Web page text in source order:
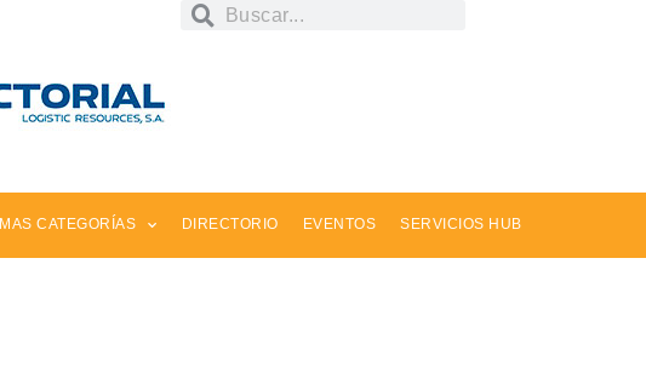
MAS CATEGORÍAS DIRECTORIO EVENTOS SERVICIOS HUB